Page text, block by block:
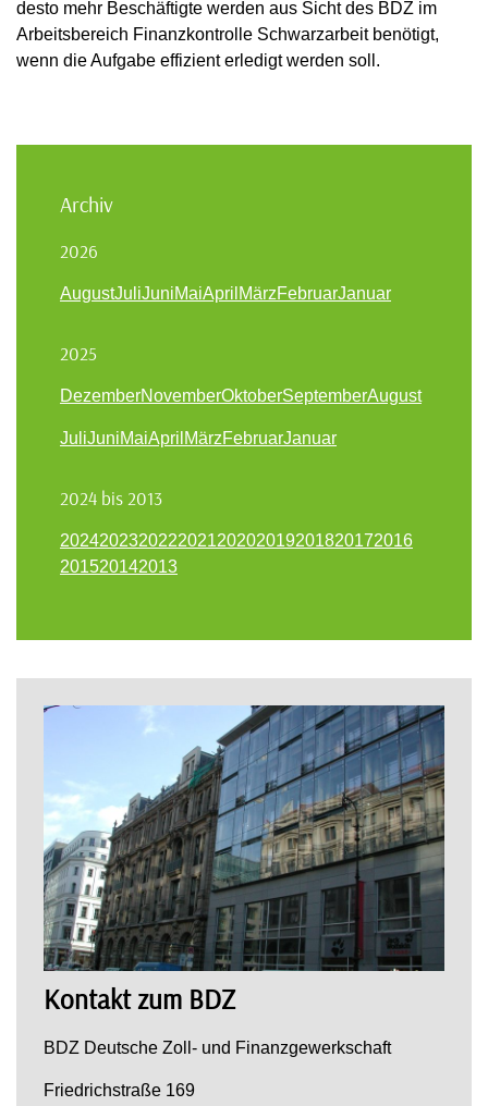
desto mehr Beschäftigte werden aus Sicht des BDZ im
Arbeitsbereich Finanzkontrolle Schwarzarbeit benötigt,
wenn die Aufgabe effizient erledigt werden soll.
Archiv
2026
AugustJuliJuniMaiApril MärzFebruarJanuar
2025
DezemberNovemberOktoberSeptemberAugust
JuliJuniMaiApril MärzFebruarJanuar
2024 bis 2013
202420232022202120202019201820172016
201520142013
Kontakt zum BDZ
BDZ Deutsche Zoll- und Finanzgewerkschaft
Friedrichstraße 169